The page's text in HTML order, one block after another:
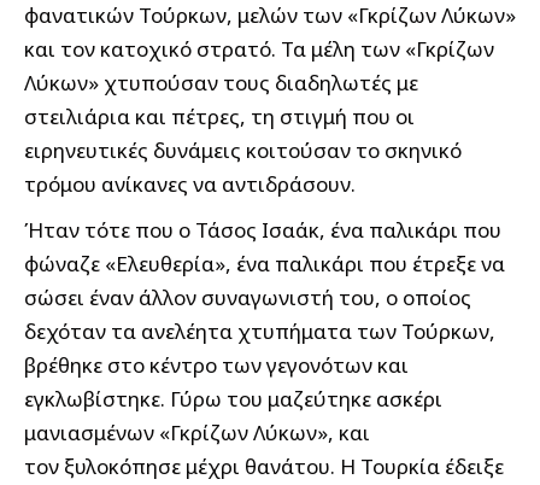
φανατικών Τούρκων, μελών των «Γκρίζων Λύκων»
και τον κατοχικό στρατό. Τα μέλη των «Γκρίζων
Λύκων» χτυπούσαν τους διαδηλωτές με
στειλιάρια και πέτρες, τη στιγμή που οι
ειρηνευτικές δυνάμεις κοιτούσαν το σκηνικό
τρόμου ανίκανες να αντιδράσουν.
Ήταν τότε που ο Τάσος Ισαάκ, ένα παλικάρι που
φώναζε «Ελευθερία», ένα παλικάρι που έτρεξε να
σώσει έναν άλλον συναγωνιστή του, ο οποίος
δεχόταν τα ανελέητα χτυπήματα των Τούρκων,
βρέθηκε στο κέντρο των γεγονότων και
εγκλωβίστηκε. Γύρω του μαζεύτηκε ασκέρι
μανιασμένων «Γκρίζων Λύκων», και
τον ξυλοκόπησε μέχρι θανάτου. Η Τουρκία έδειξε